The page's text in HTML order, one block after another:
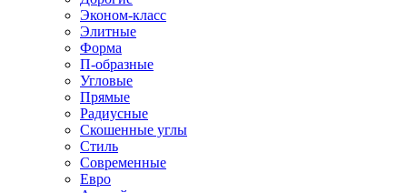
Эконом-класс
Элитные
Форма
П-образные
Угловые
Прямые
Радиусные
Скошенные углы
Стиль
Современные
Евро